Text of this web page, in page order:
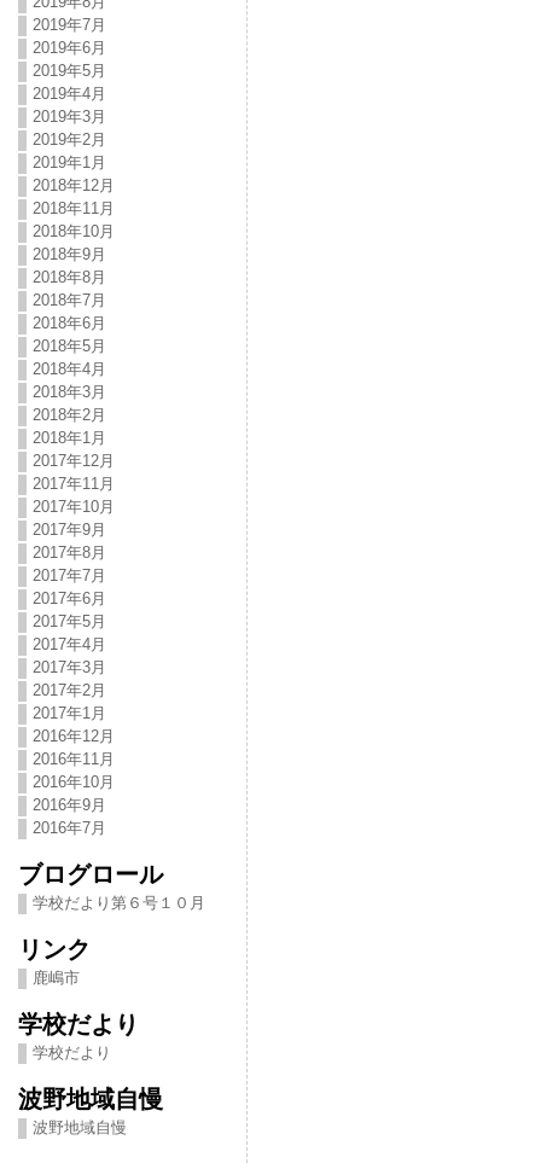
2019年7月
2019年6月
2019年5月
2019年4月
2019年3月
2019年2月
2019年1月
2018年12月
2018年11月
2018年10月
2018年9月
2018年8月
2018年7月
2018年6月
2018年5月
2018年4月
2018年3月
2018年2月
2018年1月
2017年12月
2017年11月
2017年10月
2017年9月
2017年8月
2017年7月
2017年6月
2017年5月
2017年4月
2017年3月
2017年2月
2017年1月
2016年12月
2016年11月
2016年10月
2016年9月
2016年7月
ブログロール
学校だより第６号１０月
リンク
鹿嶋市
学校だより
学校だより
波野地域自慢
波野地域自慢